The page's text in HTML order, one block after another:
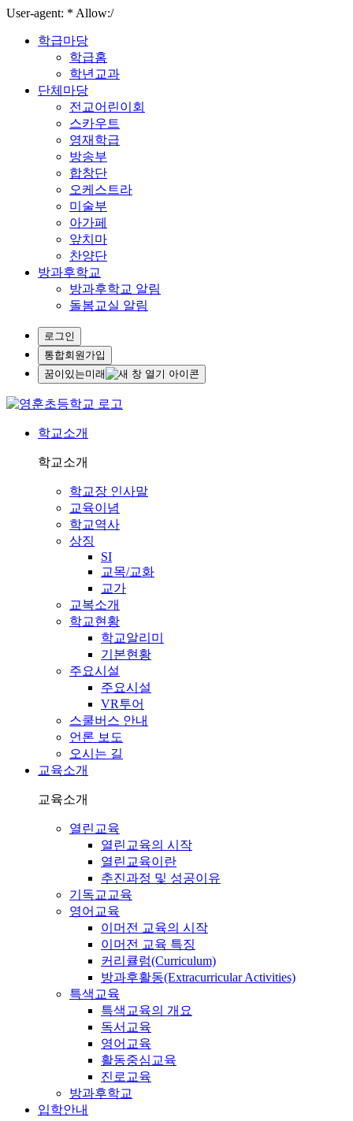
User-agent: * Allow:/
학급마당
학급홈
학년교과
단체마당
전교어린이회
스카우트
영재학급
방송부
합창단
오케스트라
미술부
아가페
앞치마
찬양단
방과후학교
방과후학교 알림
돌봄교실 알림
로그인
통합회원가입
꿈이있는미래
학교소개
학교소개
학교장 인사말
교육이념
학교역사
상징
SI
교목/교화
교가
교복소개
학교현황
학교알리미
기본현황
주요시설
주요시설
VR투어
스쿨버스 안내
언론 보도
오시는 길
교육소개
교육소개
열린교육
열린교육의 시작
열린교육이란
추진과정 및 성공이유
기독교교육
영어교육
이머전 교육의 시작
이머전 교육 특징
커리큘럼(Curriculum)
방과후활동(Extracurricular Activities)
특색교육
특색교육의 개요
독서교육
영어교육
활동중심교육
진로교육
방과후학교
입학안내